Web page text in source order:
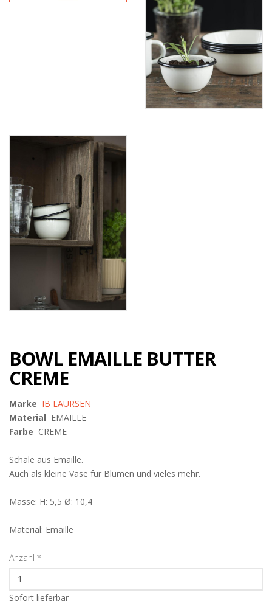
BOWL EMAILLE BUTTER
CREME
Marke IB LAURSEN
Material EMAILLE
Farbe CREME
Schale aus Emaille.
Auch als kleine Vase für Blumen und vieles mehr.
Masse: H: 5,5 Ø: 10,4
Material: Emaille
Anzahl *
Sofort lieferbar